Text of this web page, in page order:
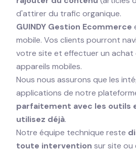
d'attirer du trafic organique.
GUINDY Gestion Ecommerce
mobile. Vos clients pourront
votre site et effectuer un achat
appareils mobiles.
Nous nous assurons que les
applications de notre
parfaitement avec les outils
utilisez déjà.
Notre équipe technique reste
toute intervention sur site ou